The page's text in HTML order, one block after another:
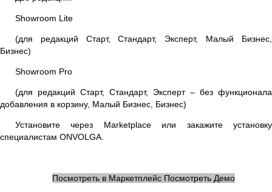
Showroom Lite
(для редакций Старт, Стандарт, Эксперт, Малый Бизнес,
Бизнес)
Showroom Pro
(для редакций Старт, Стандарт, Эксперт – без функционала
добавления в корзину, Малый Бизнес, Бизнес)
Установите через Marketplace или закажите установку
специалистам ONVOLGA.
Посмотреть в Маркетплейс Посмотреть Демо